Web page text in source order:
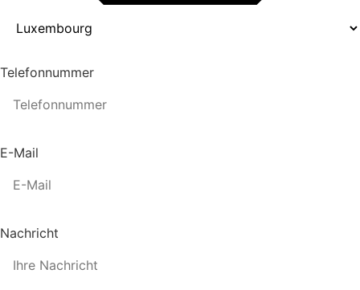
Telefonnummer
E-Mail
Nachricht